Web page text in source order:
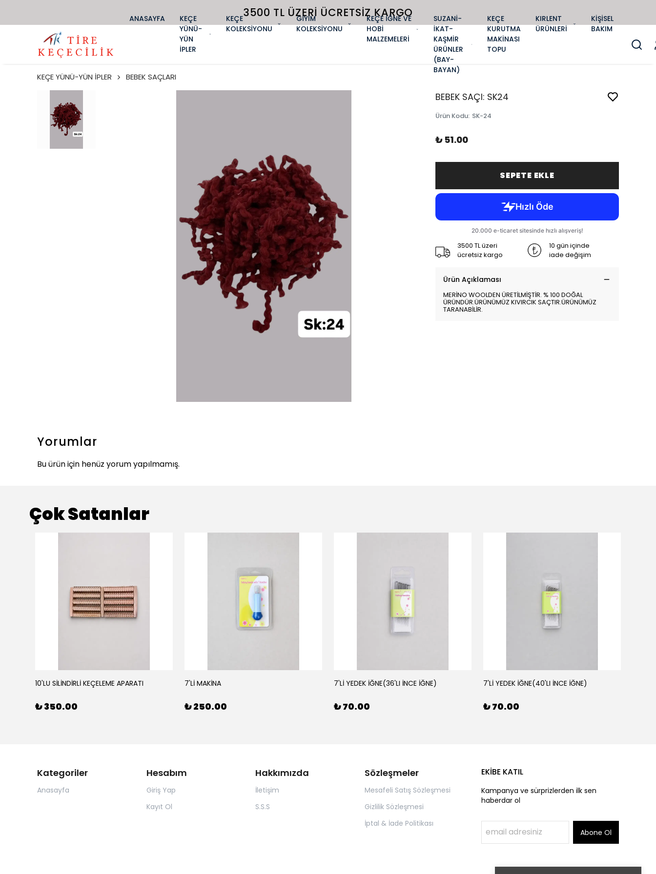
3500 TL ÜZERI ÜCRETSIZ KARGO
ANASAYFA
KEÇE
YÜNÜ-
YÜN
İPLER
KEÇE
KOLEKSİYONU
GİYİM
KOLEKSİYONU
KEÇE İĞNE VE
HOBİ
MALZEMELERİ
SUZANİ-
İKAT-
KAŞMİR
ÜRÜNLER
(BAY-
BAYAN)
KEÇE
KURUTMA
MAKİNASI
TOPU
KIRLENT
ÜRÜNLERİ
KİŞİSEL
BAKIM
KEÇE YÜNÜ-YÜN İPLER BEBEK SAÇLARI
BEBEK SAÇI: SK24
Ürün Kodu: SK-24
₺ 51.00
SEPETE EKLE
3500 TL üzeri
ücretsiz kargo
10 gün içinde
iade değişim
Ürün Açıklaması
MERİNO WOOLDEN ÜRETİLMİŞTİR. % 100 DOĞAL
ÜRÜNDÜR.ÜRÜNÜMÜZ KIVIRCIK SAÇTIR.ÜRÜNÜMÜZ
TARANABİLİR.
Yorumlar
Bu ürün için henüz yorum yapılmamış.
Çok Satanlar
10'LU SİLİNDİRLİ KEÇELEME APARATI
₺ 350.00
7'Lİ MAKİNA
₺ 250.00
7'Lİ YEDEK İĞNE(36'LI İNCE İĞNE)
₺ 70.00
7'Lİ YEDEK İĞNE(40'LI İNCE İĞNE)
₺ 70.00
Kategoriler
Anasayfa
Hesabım
Giriş Yap
Kayıt Ol
Hakkımızda
İletişim
S.S.S
Sözleşmeler
Mesafeli Satış Sözleşmesi
Gizlilik Sözleşmesi
İptal & İade Politikası
EKİBE KATIL
Kampanya ve sürprizlerden ilk sen
haberdar ol
Abone Ol